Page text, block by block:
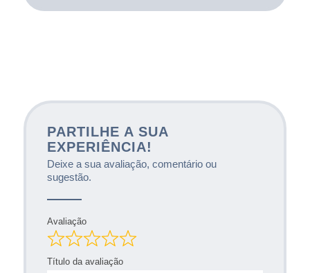
PARTILHE A SUA
EXPERIÊNCIA!
Deixe a sua avaliação, comentário ou
sugestão.
Avaliação
Título da avaliação